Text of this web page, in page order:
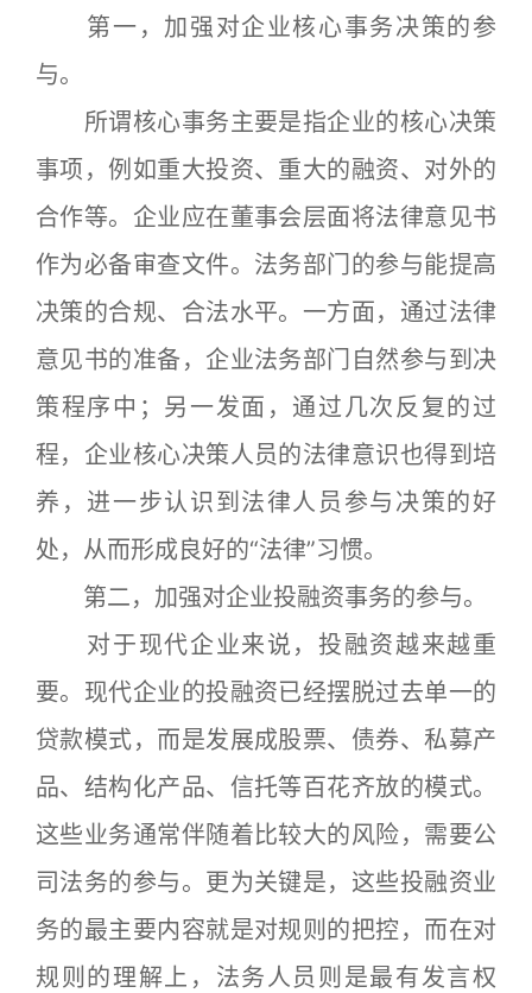
第一，加强对企业核心事务决策的参
与。
所谓核心事务主要是指企业的核心决策
事项，例如重大投资、重大的融资、对外的
合作等。企业应在董事会层面将法律意见书
作为必备审查文件。法务部门的参与能提高
决策的合规、合法水平。一方面，通过法律
意见书的准备，企业法务部门自然参与到决
策程序中；另一发面，通过几次反复的过
程，企业核心决策人员的法律意识也得到培
养，进一步认识到法律人员参与决策的好
处，从而形成良好的“法律”习惯。
第二，加强对企业投融资事务的参与。
对于现代企业来说，投融资越来越重
要。现代企业的投融资已经摆脱过去单一的
贷款模式，而是发展成股票、债券、私募产
品、结构化产品、信托等百花齐放的模式。
这些业务通常伴随着比较大的风险，需要公
司法务的参与。更为关键是，这些投融资业
务的最主要内容就是对规则的把控，而在对
规则的理解上，法务人员则是最有发言权